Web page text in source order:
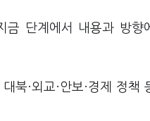
금 단계에서 내용과 방
북·외교·안보·경제 정책